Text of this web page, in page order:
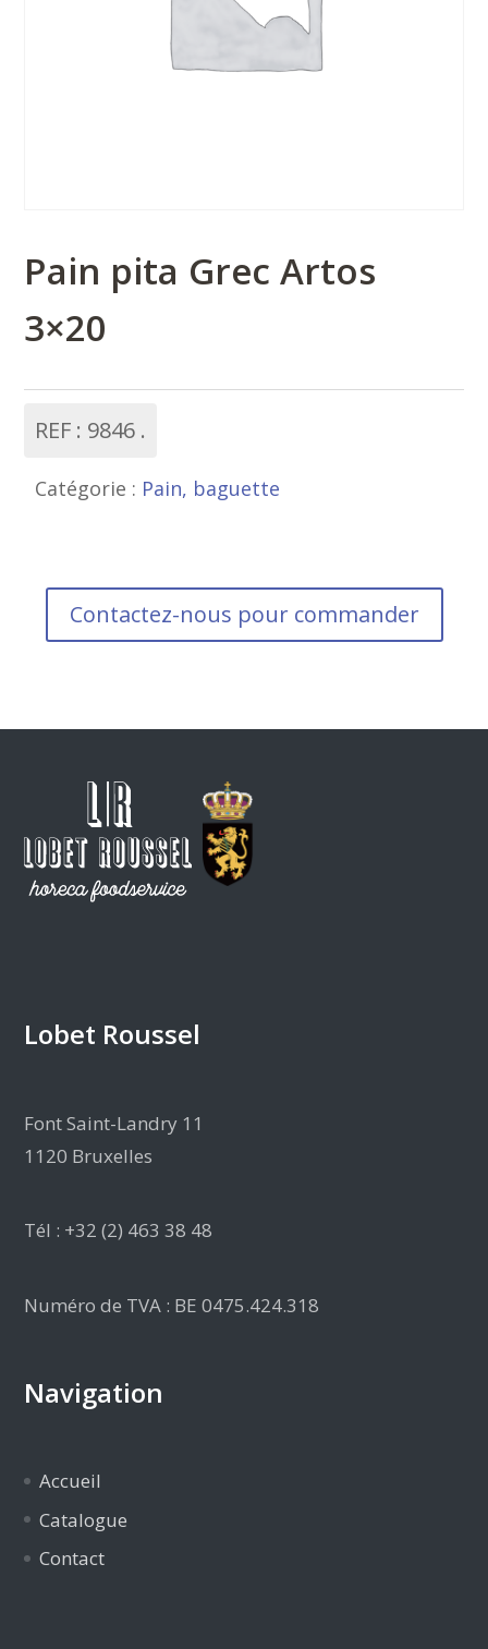
Pain pita Grec Artos
3×20
REF : 9846
Catégorie : Pain, baguette
Contactez-nous pour commander
Lobet Roussel
Font Saint-Landry 11
1120 Bruxelles
Tél : +32 (2) 463 38 48
Numéro de TVA : BE 0475.424.318
Navigation
Accueil
Catalogue
Contact